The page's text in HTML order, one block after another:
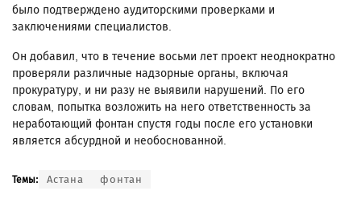
было подтверждено аудиторскими проверками и
заключениями специалистов.
Он добавил, что в течение восьми лет проект неоднократно
проверяли различные надзорные органы, включая
прокуратуру, и ни разу не выявили нарушений. По его
словам, попытка возложить на него ответственность за
неработающий фонтан спустя годы после его установки
является абсурдной и необоснованной.
Темы: Астана фонтан